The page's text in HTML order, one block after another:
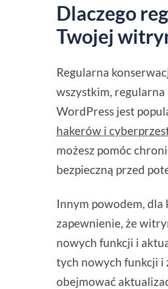
Dlaczego
Twojej
Regularna
wszystkim,
WordPress jest
hakerów i
możesz pomóc
bezpieczną przed
Innym powodem,
zapewnienie, że
nowych funkcji i
tych nowych funkcji i
obejmować